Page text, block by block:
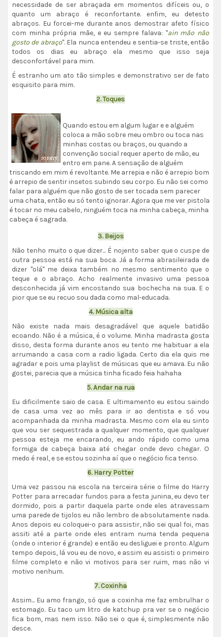
necessidade de ser abraçada em momentos difíceis ou, o
quanto um abraço é reconfortante. enfim, eu detesto
abraços. Eu forcei-me durante anos demostrar afeto físico
com minha própria mãe, e eu sempre falava: "ain mão não
gosto de abraço". Ela nunca entendeu e sentia-se triste, então
todos os dias eu abraço ela mesmo que isso seja
desconfortável para mim.
É estranho um ato tão simples e demonstrativo ser de fato
esquisito para mim.
2. Toques
Quando estou em algum lugar e e alguém
coloca a mão sobre meu ombro ou toca nas
minhas costas ou braços, ou quando a
convenção social requer aperto de mão, eu
entro em pane. A sensação de alguém
triscando em mim é revoltante. Me arrepia e não é arrepio bom
é arrepio de sentir insetos subindo seu corpo. Eu não sei como
falar para alguém que não gosto de ser tocada sem parecer
uma chata, então eu só tento ignorar. Agora que me ver pistola
é tocar no meu cabelo, ninguém toca na minha cabeça, minha
cabeça é sagrada.
3. Beijos
Não tenho muito o que dizer... É nojento saber que o cuspe de
outra pessoa está na sua boca. Já a forma abrasileirada de
dizer "olá" me deixa também no mesmo sentimento que o
teque e o abraço. Acho realmente invasivo uma pessoa
desconhecida já vim encostando sua bochecha na sua. E o
pior que se eu recuo sou dada como mal-educada.
4. Música alta
Não existe nada mais desagradável que aquele batidão
ecoando. Não é a música, é o volume. Minha madrasta gosta
disso, desta forma durante anos eu tento me habituar a ela
arrumando a casa com a radio ligada. Certo dia ela quis me
agradar e pois uma playlist de músicas que eu amava. Eu não
gostei, parecia que a música tinha ficado feia hahaha
5. Andar na rua
Eu dificilmente saio de casa. E ultimamento eu estou saindo
de casa uma vez ao mês para ir ao dentista e só vou
acompanhada da minha madrasta. Mesmo com ela eu sinto
que vou ser sequestrada a qualquer momento, que qualquer
pessoa esteja me encarando, eu ando rápido como uma
formiga de cabeça baixa até chegar onde devo chegar. O
medo é real, e se estou sozinha aí que o negócio fica tenso.
6. Harry Potter
Uma vez passou na escola na terceira série o filme do Harry
Potter para arrecadar fundos para a festa junina, eu devo ter
dormido, pois a partir daquela parte onde eles atravessam
uma parede de tijolos eu não lembro de absolutamente nada.
Anos depois eu coloquei-o para assistir, não sei qual foi, mas
assiti até a parte onde eles entram numa tenda pequena
(onde o interior é grande) e então eu desliguei e pronto. Algum
tempo depois, lá vou eu de novo, e assim eu assisti o primeiro
filme completo e não vi motivos para ser ruim, mas não vi
motivo nenhum.
7. Coxinha
Assim... Eu amo frango, só que a coxinha me faz embrulhar o
estomago. Eu taco um litro de katchup pra ver se o negócio
fica bom, mas nem isso. Não sei o que é, simplesmente não
desce.